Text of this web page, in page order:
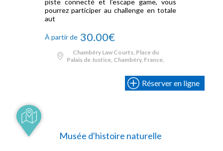
piste connecté et l’escape game, vous
pourrez participer au challenge en totale
aut
À partir de 30.00€
Chambéry Law Courts, Place du
Palais de Justice, Chambéry, France,
Réserver en ligne
Musée d'histoire naturelle